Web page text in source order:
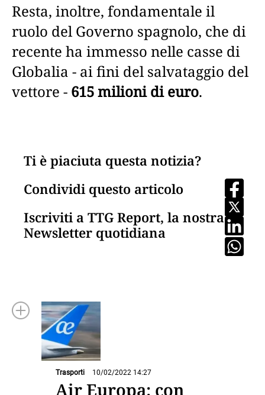
Resta, inoltre, fondamentale il
ruolo del Governo spagnolo, che di
recente ha immesso nelle casse di
Globalia - ai fini del salvataggio del
vettore - 615 milioni di euro.
Ti è piaciuta questa notizia?
Condividi questo articolo
Iscriviti a TTG Report, la nostra
Newsletter quotidiana
Trasporti 10/02/2022 14:27
Air Europa: con